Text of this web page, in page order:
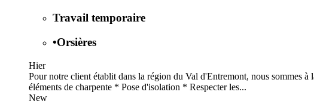
Travail temporaire
•Orsières
Hier
Pour notre client établit dans la région du Val d'Entremont, nous sommes
éléments de charpente * Pose d'isolation * Respecter les...
New